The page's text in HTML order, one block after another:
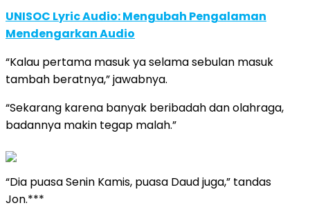
UNISOC Lyric Audio: Mengubah Pengalaman
Mendengarkan Audio
“Kalau pertama masuk ya selama sebulan masuk
tambah beratnya,” jawabnya.
“Sekarang karena banyak beribadah dan olahraga,
badannya makin tegap malah.”
“Dia puasa Senin Kamis, puasa Daud juga,” tandas
Jon.***